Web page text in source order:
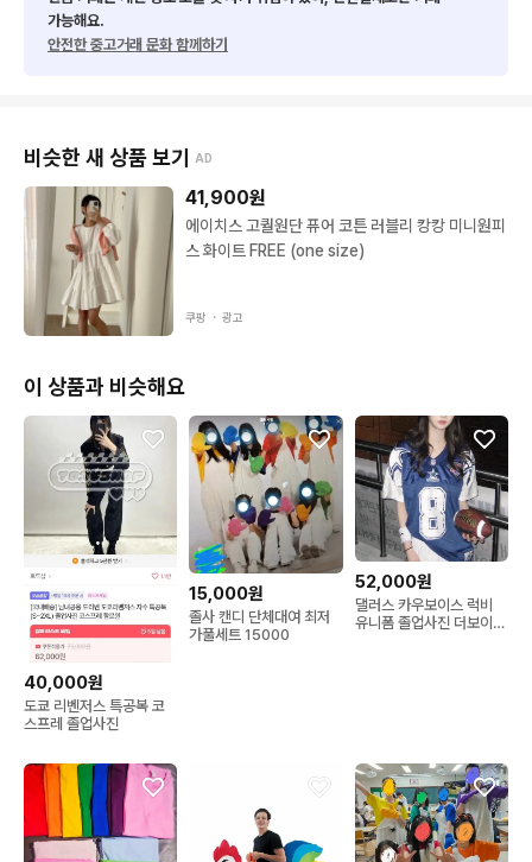
* 목걸이
* 머리 장식
💡 해적 컨셉은 장신구가 많을수록 더 예쁘게 연출되어 추가하시
는 걸 추천드립니다!
📦 배송 안내
* 왕복 배송비는 구매자 부담입니다.
* 반납 시에는 반드시 선불 택배로 보내주세요.
💰 보증금 : 10,000원
* 옷핀 자국, 화장품 흔적, 얼룩, 분실 및 훼손 시 보증금은 반환되
지 않습니다.
* 깨끗하게 반납해 주시면 보증금은 그대로 환불해드립니다.
* 심한 오염이나 훼손 시에는 추가 비용이 발생할 수 있습니다.
🚫 주의사항
* 세탁 금지
* 향수 사용 금지
* 흡연 금지
⏰ 연체 안내
* 반납일 오후 5시 30분까지 발송되지 않을 경우
    → 하루당 10,000원의 연체료가 발생합니다.
가능해요.
안전한 중고거래 문화 함께하기
비슷한 새 상품 보기 AD
41,900원
에이치스 고퀄원단 퓨어 코튼 러블리 캉캉 미니원피
스 화이트 FREE (one size)
쿠팡 ・ 광고
이 상품과 비슷해요
40,000원
도쿄 리벤저스 특공복 코
스프레 졸업사진
15,000원
졸사 캔디 단체대여 최저
가풀세트 15000
52,000원
댈러스 카우보이스 럭비
유니폼 졸업사진 더보이즈